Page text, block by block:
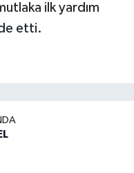
ilk yardım
etti.